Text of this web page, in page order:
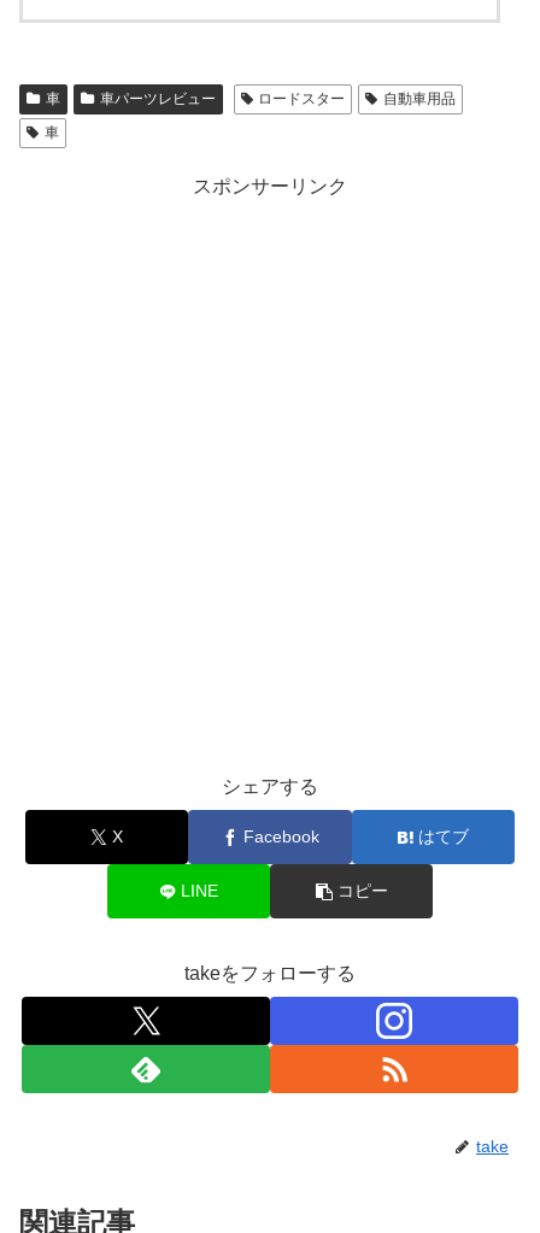
車 車パーツレビュー ロードスター
自動車用品
車
スポンサーリンク
シェアする
X Facebook はてブ
LINE コピー
takeをフォローする
take
関連記事